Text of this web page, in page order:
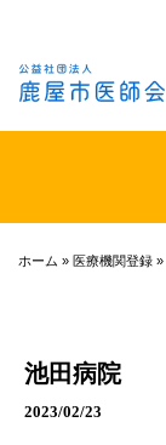
ホーム » 医療機関登録 »
池田病院
2023/02/23